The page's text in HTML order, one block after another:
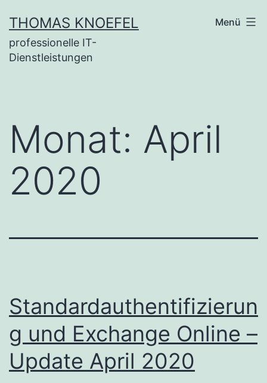
Inhalt
springen
THOMAS KNOEFEL
professionelle IT-
Dienstleistungen
Menü
Monat: April
2020
Standardauthentifizierun
g und Exchange Online –
Update April 2020